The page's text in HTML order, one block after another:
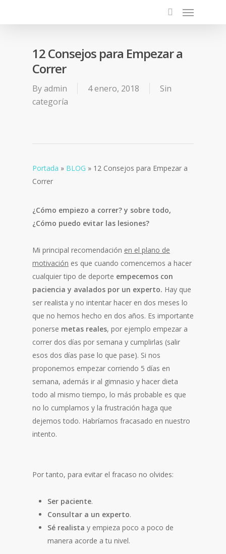
12 Consejos para Empezar a
Correr
Byadmin 4 enero, 2018
Sin
categoría
Portada » BLOG » 12 Consejos para Empezar a
Correr
¿Cómo empiezo a correr? y sobre todo,
¿Cómo puedo evitar las lesiones?
Mi principal recomendación en el plano de
motivación es que cuando comencemos a hacer
cualquier tipo de deporte empecemos con
paciencia y avalados por un experto. Hay que
ser realista y no intentar hacer en dos meses lo
que no hemos hecho en dos años. Es importante
ponerse metas reales, por ejemplo empezar a
correr dos días por semana y cumplirlas (salir
esos dos días pase lo que pase). Si nos
proponemos empezar corriendo 5 días en
semana, además ir al gimnasio y hacer dieta
todo al mismo tiempo, lo más probable es que
no lo cumplamos y la frustración haga que
dejemos todo. Habríamos fracasado en nuestro
intento.
Por tanto, para evitar el fracaso no olvides:
Ser paciente.
Consultar a un experto.
Sé realista y empieza poco a poco de
manera acorde a tu nivel.